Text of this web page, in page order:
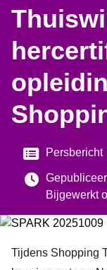
Categorie
Persbericht
Bijgewerkt
Tijdens Shopping